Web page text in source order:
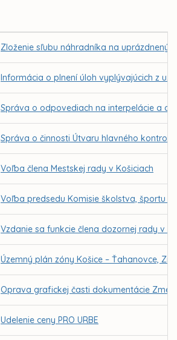
Zloženie sľubu náhradníka na uprázdnený
Informácia o plnení úloh vyplývajúcich z
Správa o odpovediach na interpelácie a
Správa o činnosti Útvaru hlavného
Voľba člena Mestskej rady v Košiciach
Voľba predsedu Komisie školstva, športu a
Vzdanie sa funkcie člena dozornej rady v
Územný plán zóny Košice – Ťahanovce,
Oprava grafickej časti dokumentácie
Udelenie ceny PRO URBE